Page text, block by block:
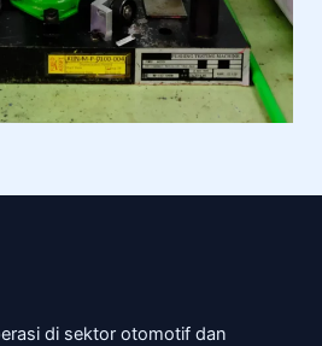
di sektor otomotif dan